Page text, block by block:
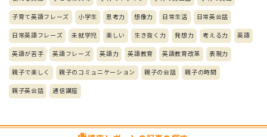
子育て英語フレーズ 小学生 思考力 想像力 日常生活 日常英会話
日常英語フレーズ 未就学児 楽しい 生き抜く力 発想力 考える力 英語
英語が苦手 英語フレーズ 英語力 英語教育 英語教育改革 表現力
親子で楽しく 親子のコミュニケーション 親子の会話 親子の時間
親子英会話 通信講座